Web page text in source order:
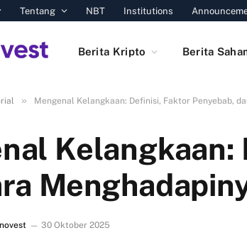
Tentang NBT Institutions
Berita Kripto Berita
» Mengenal Kelangkaan: Definisi, Faktor Penyebab,
Kelangkaan:
30 Oktober 2025